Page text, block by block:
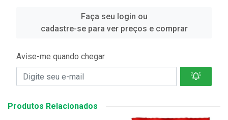
Faça seu login ou
cadastre-se para ver preços e comprar
Avise-me quando chegar
Produtos Relacionados